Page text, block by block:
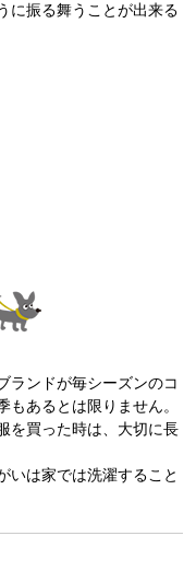
に振る舞うことが出来る
ランドが毎シーズンのコ
あるとは限りません。
を買った時は、大切に長
いは家では洗濯すること